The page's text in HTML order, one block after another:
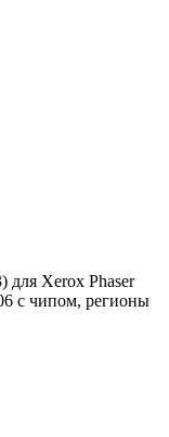
для Xerox Phaser
с чипом, регионы